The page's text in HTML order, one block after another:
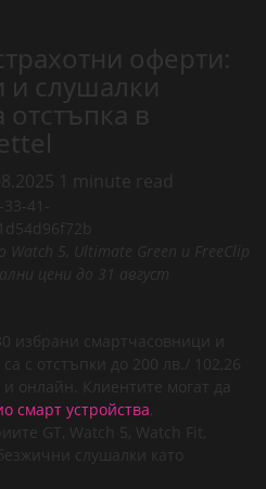
оферти:
и слушалки
в
1 minute read
Watch 5, Ultimate Green и FreeClip
цени до 31 август
избрани смартчасовници и
с отстъпки до 200 лв./ 102,26
онлайн. Клиентите могат да
смарт устройства
GT, Watch 5, Watch Fit,
слушалки като